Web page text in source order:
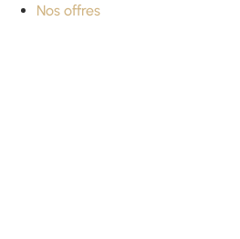
Nos offres